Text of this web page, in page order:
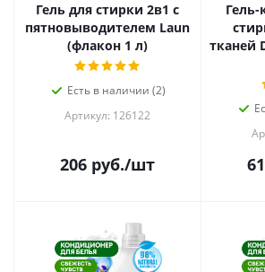
Гель для стирки 2в1 с
пятновыводителем Laun
(флакон 1 л)
Есть в наличии (2)
Артикул: 126122
206 руб./шт
Гель-
тканей